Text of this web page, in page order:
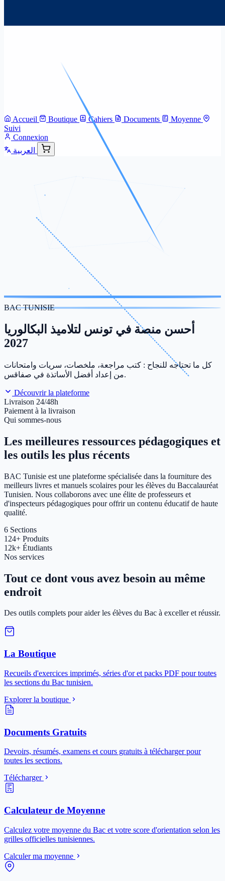
Accueil Boutique Cahiers Documents
Moyenne
Suivi
Connexion
العربية
BAC TUNISIE
أحسن منصة في تونس لتلاميذ البكالوريا
2027
كل ما تحتاجه للنجاح : كتب مراجعة، ملخصات، سريات وامتحانات
من إعداد أفضل الأساتذة في صفاقس.
Découvrir la plateforme
Livraison 24/48h
Paiement à la livraison
Qui sommes-nous
Les meilleures ressources pédagogiques et
les outils les plus récents
BAC Tunisie est une plateforme spécialisée dans la fourniture des
meilleurs livres et manuels scolaires pour les élèves du Baccalauréat
Tunisien. Nous collaborons avec une élite de professeurs et
d'inspecteurs pédagogiques pour offrir un contenu éducatif de haute
qualité.
6 Sections
124+ Produits
12k+ Étudiants
Nos services
Tout ce dont vous avez besoin au même
endroit
Des outils complets pour aider les élèves du Bac à exceller et réussir.
La Boutique
Recueils d'exercices imprimés, séries d'or et packs PDF pour toutes
les sections du Bac tunisien.
Explorer la boutique
Documents Gratuits
Devoirs, résumés, examens et cours gratuits à télécharger pour
toutes les sections.
Télécharger
Calculateur de Moyenne
Calculez votre moyenne du Bac et votre score d'orientation selon les
grilles officielles tunisiennes.
Calculer ma moyenne